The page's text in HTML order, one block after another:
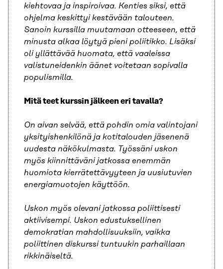
kiehtovaa ja inspiroivaa. Kenties siksi, että
ohjelma keskittyi kestävään talouteen.
Sanoin kurssilla muutamaan otteeseen, että
minusta alkaa löytyä pieni poliitikko. Lisäksi
oli yllättävää huomata, että vaaleissa
valistuneidenkin äänet voitetaan sopivalla
populismilla.
Mitä teet kurssin jälkeen eri tavalla?
On aivan selvää, että pohdin omia valintojani
yksityishenkilönä ja kotitalouden jäsenenä
uudesta näkökulmasta. Työssäni uskon
myös kiinnittäväni jatkossa enemmän
huomiota kierrätettävyyteen ja uusiutuvien
energiamuotojen käyttöön.
Uskon myös olevani jatkossa poliittisesti
aktiivisempi. Uskon edustuksellinen
demokratian mahdollisuuksiin, vaikka
poliittinen diskurssi tuntuukin parhaillaan
rikkinäiseltä.